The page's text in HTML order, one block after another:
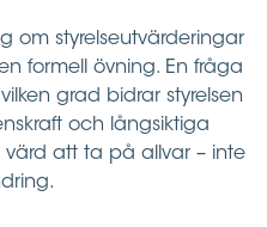
om styrelseutvärderingar
formell övning. En fråga
grad bidrar styrelsen
och långsiktiga
att ta på allvar – inte